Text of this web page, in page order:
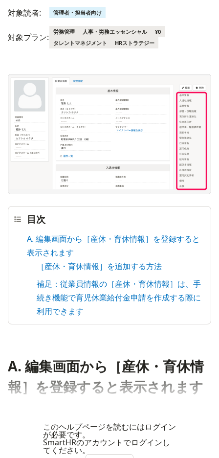
対象読者: 管理者・担当者向け
対象プラン:
労務管理 人事・労務エッセンシャル
¥0
タレントマネジメント
HRストラテジー
目次
A. 編集画面から［産休・育休情報］を登録すると
表示されます
［産休・育休情報］を追加する方法
補足：従業員情報の［産休・育休情報］は、手
続き機能で育児休業給付金申請を作成する際に
利用できます
A. 編集画面から［産休・育休情
報］を登録すると表示されます
このヘルプページを読むにはログイン
が必要です。
SmartHRのアカウントでログインし
てください。